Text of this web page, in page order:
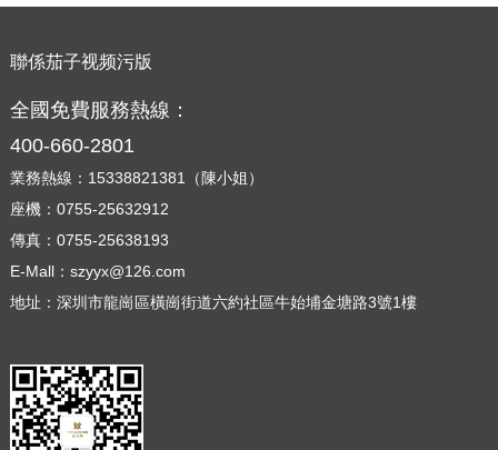
聯係茄子视频污版
全國免費服務熱線：
400-660-2801
業務熱線：15338821381（陳小姐）
座機：0755-25632912
傳真：0755-25638193
E-Mall：szyyx@126.com
地址：深圳市龍崗區橫崗街道六約社區牛始埔金塘路3號1樓